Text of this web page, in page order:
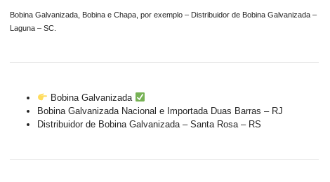
Bobina Galvanizada, Bobina e Chapa, por exemplo – Distribuidor de Bobina Galvanizada –
Laguna – SC.
Bobina Galvanizada
Bobina Galvanizada Nacional e Importada Duas Barras – RJ
Distribuidor de Bobina Galvanizada – Santa Rosa – RS